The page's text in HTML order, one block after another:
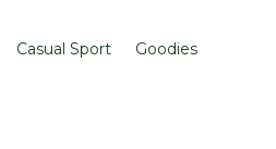
Casual Sport Goodies